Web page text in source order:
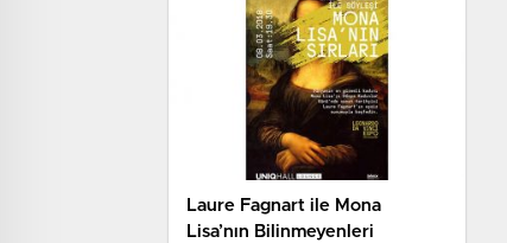
Laure Fagnart ile Mona
Lisa’nın Bilinmeyenleri